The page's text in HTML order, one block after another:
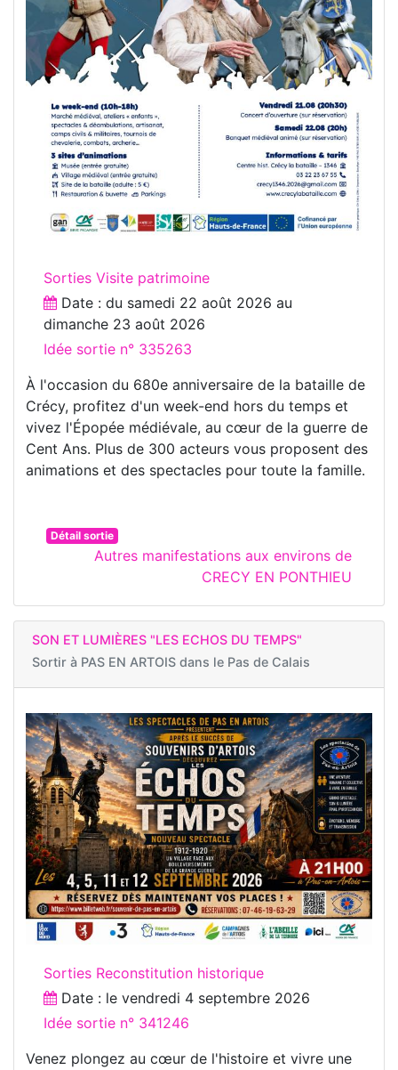
Sorties Visite patrimoine
Date : du samedi 22 août 2026 au
dimanche 23 août 2026
Idée sortie n° 335263
À l'occasion du 680e anniversaire de la bataille de
Crécy, profitez d'un week-end hors du temps et
vivez l'Épopée médiévale, au cœur de la guerre de
Cent Ans. Plus de 300 acteurs vous proposent des
animations et des spectacles pour toute la famille.
Détail sortie
Autres manifestations aux environs de
CRECY EN PONTHIEU
SON ET LUMIÈRES "LES ECHOS DU TEMPS"
Sortir à PAS EN ARTOIS dans le Pas de Calais
Sorties Reconstitution historique
Date : le vendredi 4 septembre 2026
Idée sortie n° 341246
Venez plongez au cœur de l'histoire et vivre une